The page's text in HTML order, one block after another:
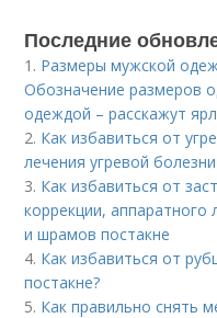
Последние
1. Размеры мужской
Обозначение размеров
одеждой – расскажут
2. Как избавиться от
лечения угревой
3. Как избавиться от
коррекции, аппаратного
и шрамов постакне
4. Как избавиться от
постакне?
5. Как правильно снять